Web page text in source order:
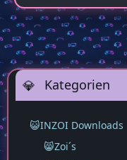
Kategorien
😺INZOI Downloads
😸Zoi´s